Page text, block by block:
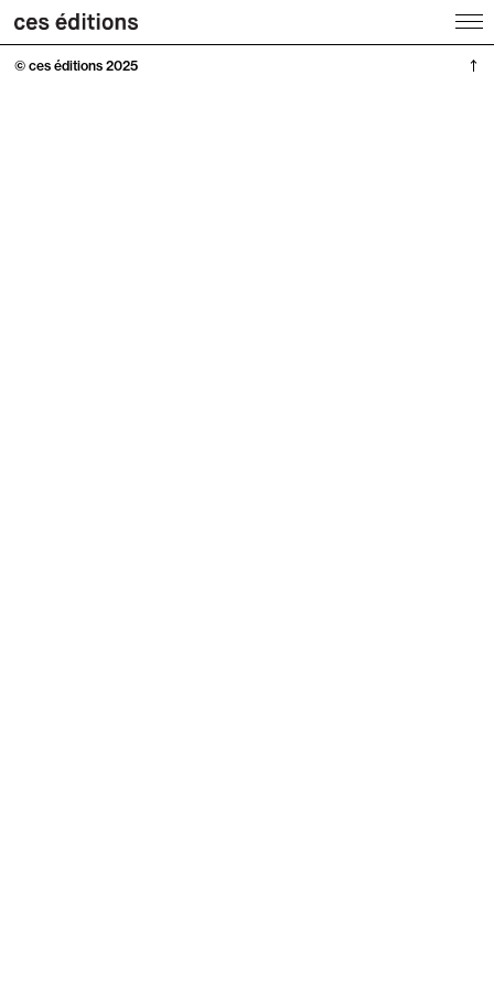
© ces éditions 2025 ↑